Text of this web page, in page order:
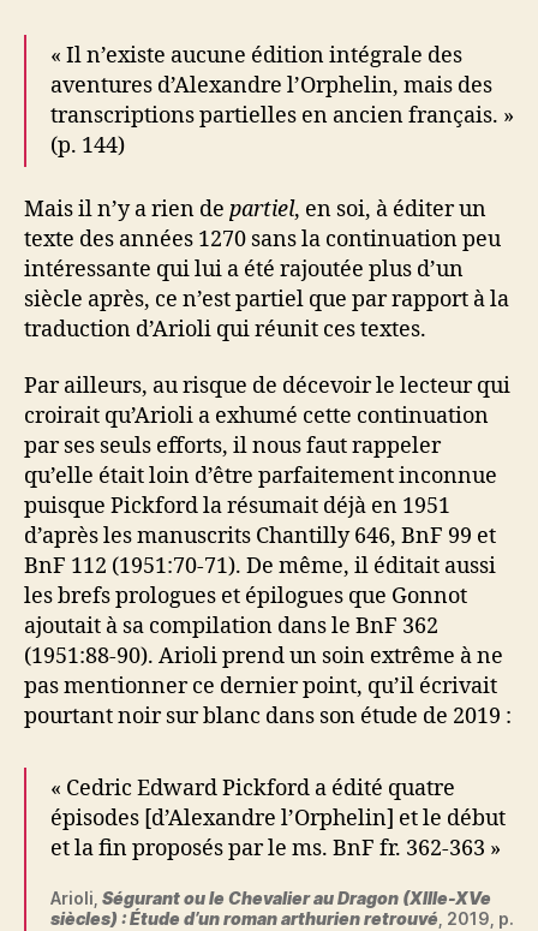
« Il n’existe aucune édition intégrale des
aventures d’Alexandre l’Orphelin, mais des
transcriptions partielles en ancien français. »
(p. 144)
Mais il n’y a rien de partiel, en soi, à éditer un
texte des années 1270 sans la continuation peu
intéressante qui lui a été rajoutée plus d’un
siècle après, ce n’est partiel que par rapport à la
traduction d’Arioli qui réunit ces textes.
Par ailleurs, au risque de décevoir le lecteur qui
croirait qu’Arioli a exhumé cette continuation
par ses seuls efforts, il nous faut rappeler
qu’elle était loin d’être parfaitement inconnue
puisque Pickford la résumait déjà en 1951
d’après les manuscrits Chantilly 646, BnF 99 et
BnF 112 (1951:70-71). De même, il éditait aussi
les brefs prologues et épilogues que Gonnot
ajoutait à sa compilation dans le BnF 362
(1951:88-90). Arioli prend un soin extrême à ne
pas mentionner ce dernier point, qu’il écrivait
pourtant noir sur blanc dans son étude de 2019 :
« Cedric Edward Pickford a édité quatre
épisodes [d’Alexandre l’Orphelin] et le début
et la fin proposés par le ms. BnF fr. 362-363 »
Arioli, Ségurant ou le Chevalier au Dragon (XIIIe-XVe
siècles) : Étude d’un roman arthurien retrouvé , 2019, p.